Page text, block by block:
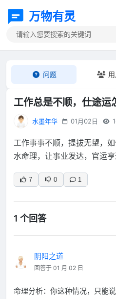
万物有灵
问题
工作总是不顺，仕途运
水墨年华 01月02日
工作事事不顺，提拔无望，
水命理，让事业发达，官运亨
7 0 1
1 个回答
阴阳之道
回答于 01 月 02 日
命理分析：你这种情况，只能